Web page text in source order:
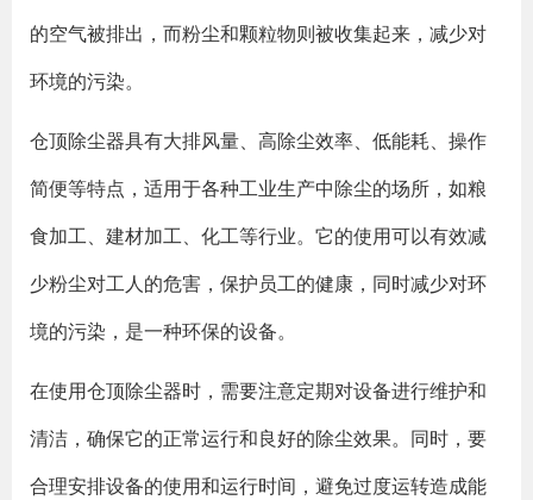
的空气被排出，而粉尘和颗粒物则被收集起来，减少对
环境的污染。
仓顶除尘器具有大排风量、高除尘效率、低能耗、操作
简便等特点，适用于各种工业生产中除尘的场所，如粮
食加工、建材加工、化工等行业。它的使用可以有效减
少粉尘对工人的危害，保护员工的健康，同时减少对环
境的污染，是一种环保的设备。
在使用仓顶除尘器时，需要注意定期对设备进行维护和
清洁，确保它的正常运行和良好的除尘效果。同时，要
合理安排设备的使用和运行时间，避免过度运转造成能